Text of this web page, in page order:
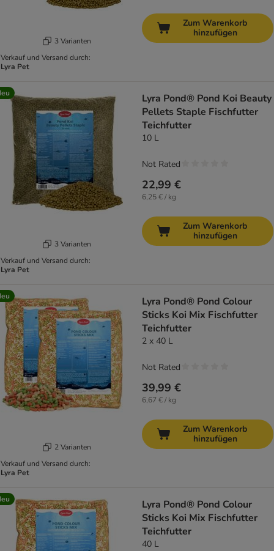
3 Varianten
Verkauf und Versand durch:
Lyra Pet
Zum Warenkorb
hinzufügen
3 Varianten
Verkauf und Versand durch:
Lyra Pet
Lyra Pond® Pond Koi Beauty
Pellets Staple Fischfutter
Teichfutter
10 L
22,99 €
6,25 € / kg
Not Rated
Zum Warenkorb
hinzufügen
2 Varianten
Verkauf und Versand durch:
Lyra Pet
Lyra Pond® Pond Colour
Sticks Koi Mix Fischfutter
Teichfutter
2 x 40 L
39,99 €
6,67 € / kg
Not Rated
Zum Warenkorb
hinzufügen
Lyra Pond® Pond Colour
Sticks Koi Mix Fischfutter
Teichfutter
40 L